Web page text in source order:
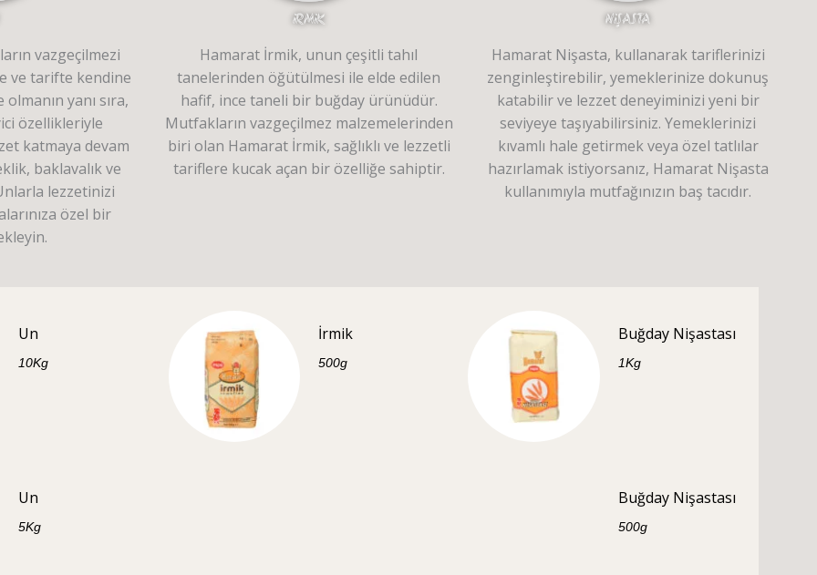
vazgeçilmezi
ve tarifte kendine
yanı sıra,
özellikleriyle
katmaya devam
baklavalık ve
lezzetinizi
özel bir
iRMiK
Hamarat İrmik, unun çeşitli tahıl
tanelerinden öğütülmesi ile elde edilen
hafif, ince taneli bir buğday ürünüdür.
Mutfakların vazgeçilmez malzemelerinden
biri olan Hamarat İrmik, sağlıklı ve lezzetli
tariflere kucak açan bir özelliğe sahiptir.
NiŞASTA
Hamarat Nişasta, kullanarak tariflerinizi
zenginleştirebilir, yemeklerinize dokunuş
katabilir ve lezzet deneyiminizi yeni bir
seviyeye taşıyabilirsiniz. Yemeklerinizi
kıvamlı hale getirmek veya özel tatlılar
hazırlamak istiyorsanız, Hamarat Nişasta
kullanımıyla mutfağınızın baş tacıdır.
Un
10Kg
Un
5Kg
İrmik
500g
Buğday Nişastası
1Kg
Buğday Nişastası
500g